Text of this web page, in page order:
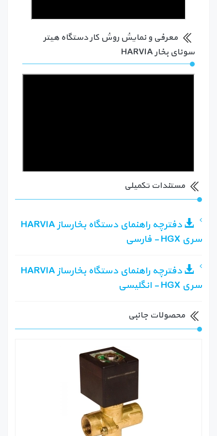
معرفی و نمایش روش کار دستگاه هیتر
سونای بخار HARVIA
مستندات تکمیلی
دفترچه راهنمای دستگاه بخارساز HARVIA
سری HGX - فارسی
دفترچه راهنمای دستگاه بخارساز HARVIA
سری HGX - انگلیسی
محصولات جانبی